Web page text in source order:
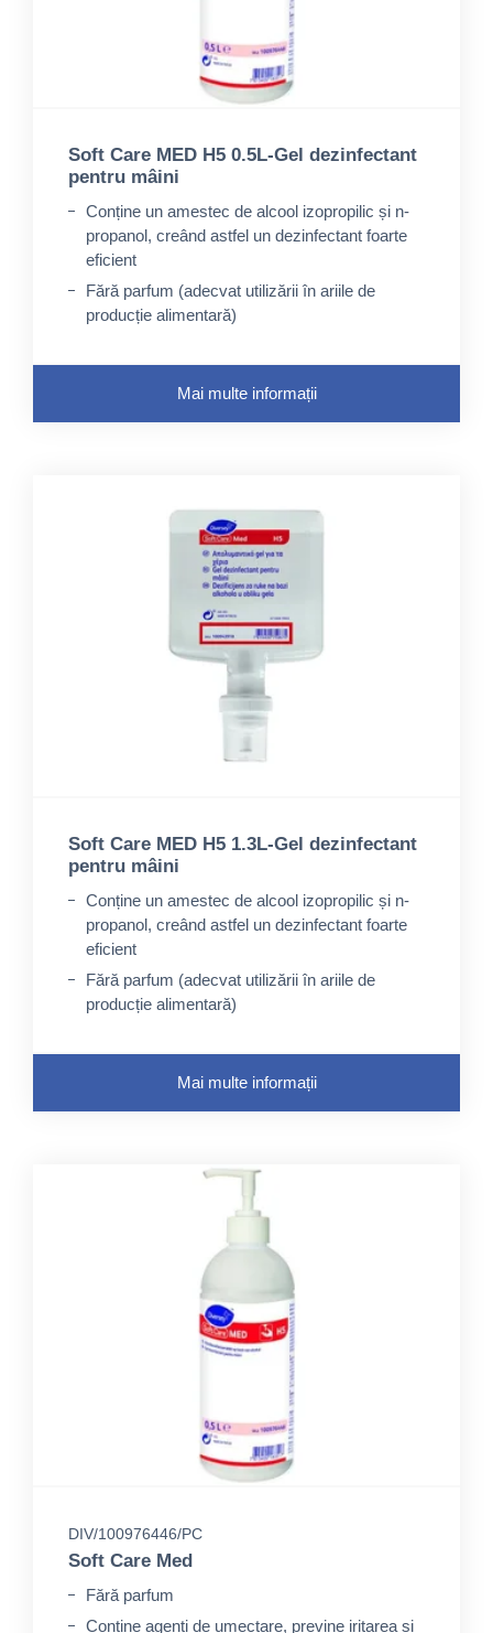
Soft Care MED H5 0.5L-Gel dezinfectant
pentru mâini
Conține un amestec de alcool izopropilic și n-
propanol, creând astfel un dezinfectant foarte
eficient
Fără parfum (adecvat utilizării în ariile de
producție alimentară)
Mai multe informații
Soft Care MED H5 1.3L-Gel dezinfectant
pentru mâini
Conține un amestec de alcool izopropilic și n-
propanol, creând astfel un dezinfectant foarte
eficient
Fără parfum (adecvat utilizării în ariile de
producție alimentară)
Mai multe informații
DIV/100976446/PC
Soft Care Med
Fără parfum
Conține agenți de umectare, previne iritarea și